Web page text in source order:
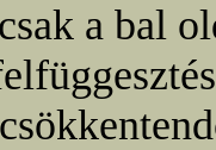
a bal